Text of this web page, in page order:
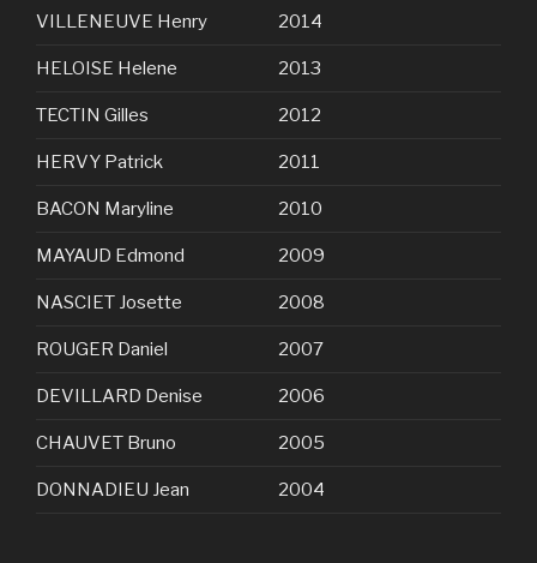
VILLENEUVE Henry 2014
HELOISE Helene 2013
TECTIN Gilles 2012
HERVY Patrick 2011
BACON Maryline 2010
MAYAUD Edmond 2009
NASCIET Josette 2008
ROUGER Daniel 2007
DEVILLARD Denise 2006
CHAUVET Bruno 2005
DONNADIEU Jean 2004